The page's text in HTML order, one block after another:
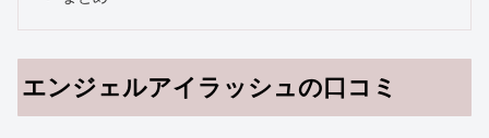
エンジェルアイラッシュの口コミ